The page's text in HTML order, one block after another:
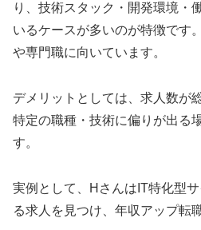
り、技術スタック・開発環境・
いるケースが多いのが特徴です
や専門職に向いています。
デメリットとしては、求人数が
特定の職種・技術に偏りが出る
す。
実例として、HさんはIT特化型
る求人を見つけ、年収アップ転